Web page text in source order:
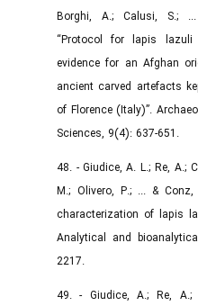
Borghi, A.; Calusi, S.;
“Protocol for lapis
evidence for an Afghan
ancient carved artefacts
of Florence (Italy)”.
Sciences, 9(4): 637-651.‌
48. - Giudice, A. L.; Re,
M.; Olivero, P.; ... &
characterization of lapis
Analytical and
2217.‌
49. - Giudice, A.; Re,